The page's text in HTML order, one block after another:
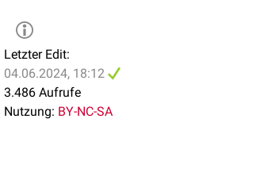
Letzter Edit:
04.06.2024, 18:12
3.486 Aufrufe
Nutzung: BY-NC-SA